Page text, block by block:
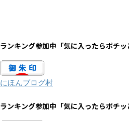
ランキング参加中「気に入ったらポチッ
にほんブログ村
ランキング参加中「気に入ったらポチッ